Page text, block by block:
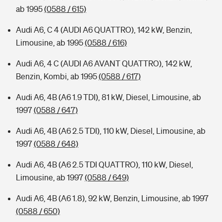
ab 1995(0588 / 615)
Audi A6, C 4 (AUDI A6 QUATTRO), 142 kW, Benzin,
Limousine, ab 1995(0588 / 616)
Audi A6, 4 C (AUDI A6 AVANT QUATTRO), 142 kW,
Benzin, Kombi, ab 1995(0588 / 617)
Audi A6, 4B (A6 1.9 TDI), 81 kW, Diesel, Limousine, ab
1997(0588 / 647)
Audi A6, 4B (A6 2.5 TDI), 110 kW, Diesel, Limousine, ab
1997(0588 / 648)
Audi A6, 4B (A6 2.5 TDI QUATTRO), 110 kW, Diesel,
Limousine, ab 1997(0588 / 649)
Audi A6, 4B (A6 1.8), 92 kW, Benzin, Limousine, ab 1997
(0588 / 650)